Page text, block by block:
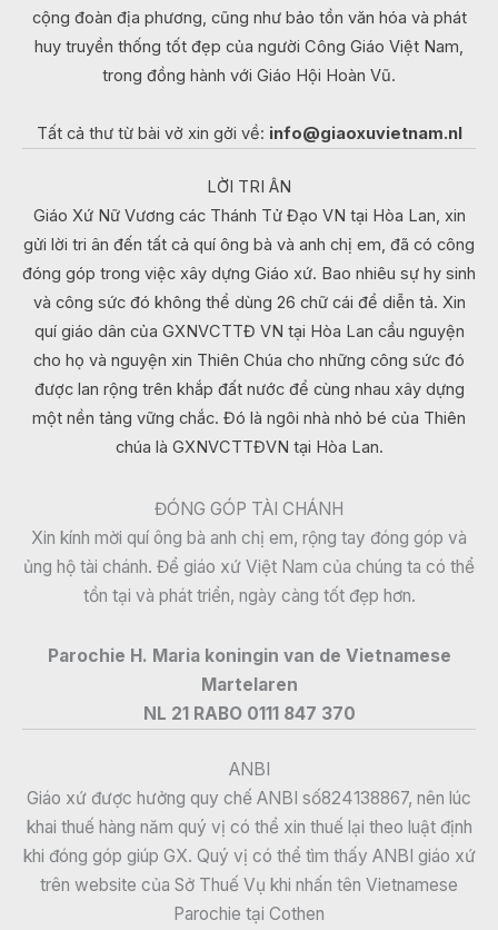
cộng đoàn địa phương, cũng như bảo tồn văn hóa và phát
huy truyền thống tốt đẹp của người Công Giáo Việt Nam,
trong đồng hành với Giáo Hội Hoàn Vũ.
Tất cả thư từ bài vở xin gởi về: info@giaoxuvietnam.nl
LỜI TRI ÂN
Giáo Xứ Nữ Vương các Thánh Tử Đạo VN tại Hòa Lan, xin
gửi lời tri ân đến tất cả quí ông bà và anh chị em, đã có công
đóng góp trong việc xây dựng Giáo xứ. Bao nhiêu sự hy sinh
và công sức đó không thể dùng 26 chữ cái để diễn tả. Xin
quí giáo dân của GXNVCTTĐ VN tại Hòa Lan cầu nguyện
cho họ và nguyện xin Thiên Chúa cho những công sức đó
được lan rộng trên khắp đất nước để cùng nhau xây dựng
một nền tảng vững chắc. Đó là ngôi nhà nhỏ bé của Thiên
chúa là GXNVCTTĐVN tại Hòa Lan.
ĐÓNG GÓP TÀI CHÁNH
Xin kính mời quí ông bà anh chị em, rộng tay đóng góp và
ủng hộ tài chánh. Để giáo xứ Việt Nam của chúng ta có thể
tồn tại và phát triển, ngày càng tốt đẹp hơn.
Parochie H. Maria koningin van de Vietnamese
Martelaren
NL 21 RABO 0111 847 370
ANBI
Giáo xứ được hưởng quy chế ANBI số824138867, nên lúc
khai thuế hàng năm quý vị có thể xin thuế lại theo luật định
khi đóng góp giúp GX. Quý vị có thể tìm thấy ANBI giáo xứ
trên website của Sở Thuế Vụ khi nhấn tên Vietnamese
Parochie tại Cothen